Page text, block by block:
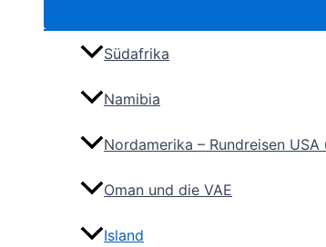
Südafrika
Namibia
Nordamerika – Rundreisen USA
Oman und die VAE
Island